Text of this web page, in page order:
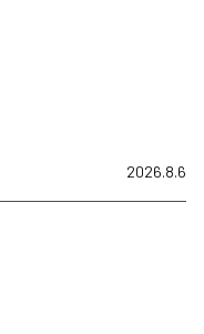
2026.8.6